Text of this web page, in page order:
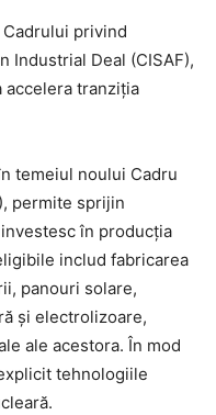
privind
Industrial Deal (CISAF),
accelera tranziția
temeiul noului Cadru
permite sprijin
în producția
includ fabricarea
panouri solare,
și electrolizoare,
ale acestora. În mod
tehnologiile